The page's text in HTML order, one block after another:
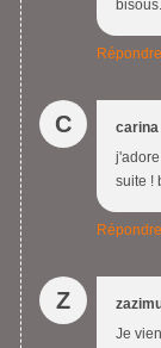
Répondre
C
carina
suite !
Répondre
Z
Je